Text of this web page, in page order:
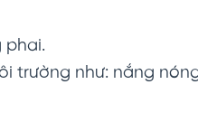
phai.
trường như: nắng